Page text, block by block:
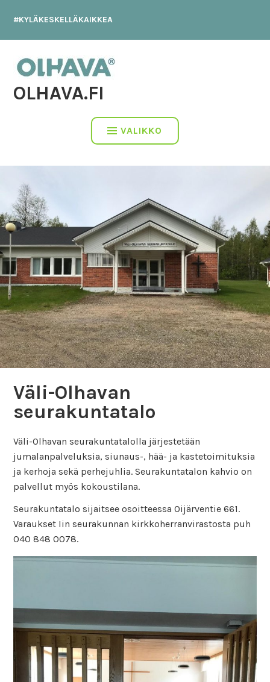
sisältöön
#KYLÄKESKELLÄKAIKKEA
OLHAVA.FI
VALIKKO
Väli-Olhavan
seurakuntatalo
Väli-Olhavan seurakuntatalolla järjestetään
jumalanpalveluksia, siunaus-, hää- ja kastetoimituksia
ja kerhoja sekä perhejuhlia. Seurakuntatalon kahvio on
palvellut myös kokoustilana.
Seurakuntatalo sijaitsee osoitteessa Oijärventie 661.
Varaukset Iin seurakunnan kirkkoherranvirastosta puh
040 848 0078.